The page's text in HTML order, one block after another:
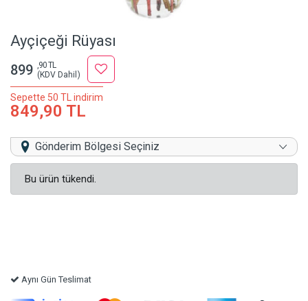
Ayçiçeği Rüyası
899 ,90 TL
(KDV Dahil)
Sepette 50 TL indirim
849,90 TL
Gönderim Bölgesi Seçiniz
Bu ürün tükendi.
Aynı Gün Teslimat